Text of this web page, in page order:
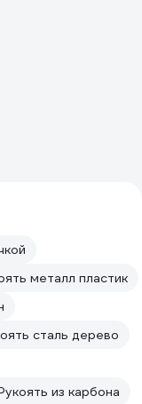
металл пластик
сталь дерево
из карбона